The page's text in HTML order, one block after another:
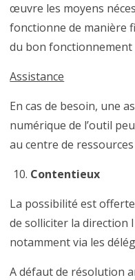
œuvre les moyens
fonctionne de manière
du bon
Assistance
En cas de besoin, une
numérique de l’outil
au centre de
Contentieux
La possibilité est
de solliciter la direction
notamment via les
A défaut de résolution